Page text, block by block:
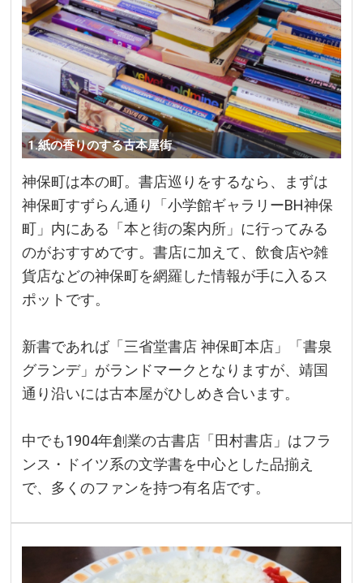
1.紙の香りのする古本屋街
神保町は本の町。書店巡りをするなら、まずは
神保町すずらん通り「小学館ギャラリーBH神保
町」内にある「本と街の案内所」に行ってみる
のがおすすめです。書店に加えて、飲食店や雑
貨店などの神保町を網羅した情報が手に入るス
ポットです。
新書であれば「三省堂書店 神保町本店」「書泉
グランデ」がランドマークとなりますが、靖国
通り沿いには古本屋がひしめき合います。
中でも1904年創業の古書店「田村書店」はフラ
ンス・ドイツ系の文学書を中心とした品揃え
で、多くのファンを持つ有名店です。